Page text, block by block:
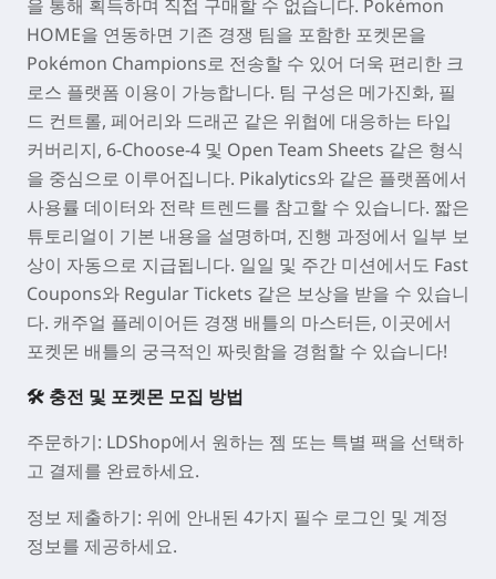
을 통해 획득하며 직접 구매할 수 없습니다. Pokémon
HOME을 연동하면 기존 경쟁 팀을 포함한 포켓몬을
Pokémon Champions로 전송할 수 있어 더욱 편리한 크
로스 플랫폼 이용이 가능합니다. 팀 구성은 메가진화, 필
드 컨트롤, 페어리와 드래곤 같은 위협에 대응하는 타입
커버리지, 6-Choose-4 및 Open Team Sheets 같은 형식
을 중심으로 이루어집니다. Pikalytics와 같은 플랫폼에서
사용률 데이터와 전략 트렌드를 참고할 수 있습니다. 짧은
튜토리얼이 기본 내용을 설명하며, 진행 과정에서 일부 보
상이 자동으로 지급됩니다. 일일 및 주간 미션에서도 Fast
Coupons와 Regular Tickets 같은 보상을 받을 수 있습니
다. 캐주얼 플레이어든 경쟁 배틀의 마스터든, 이곳에서
포켓몬 배틀의 궁극적인 짜릿함을 경험할 수 있습니다!
🛠 충전 및 포켓몬 모집 방법
주문하기: LDShop에서 원하는 젬 또는 특별 팩을 선택하
고 결제를 완료하세요.
정보 제출하기: 위에 안내된 4가지 필수 로그인 및 계정
정보를 제공하세요.